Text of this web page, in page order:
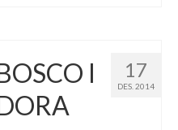
17
DES. 2014
I